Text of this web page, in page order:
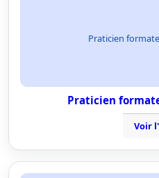
Praticien
Praticien
Voir